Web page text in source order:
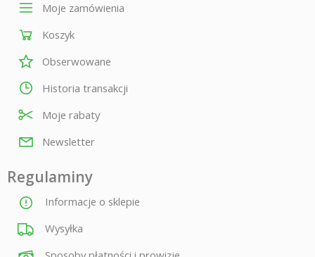
Moje zamówienia
Koszyk
Obserwowane
Historia transakcji
Moje rabaty
Newsletter
Regulaminy
Informacje o sklepie
Wysyłka